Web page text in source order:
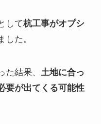
して杭工事がオプシ
した。
た結果、
土地に合っ
要が出てくる可能性